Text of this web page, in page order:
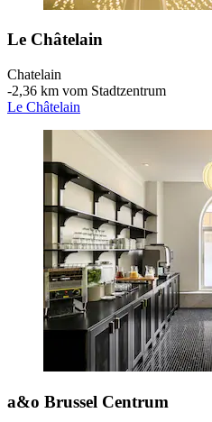
Le Châtelain
Chatelain
‐2,36 km vom Stadtzentrum
Le Châtelain
a&o Brussel Centrum